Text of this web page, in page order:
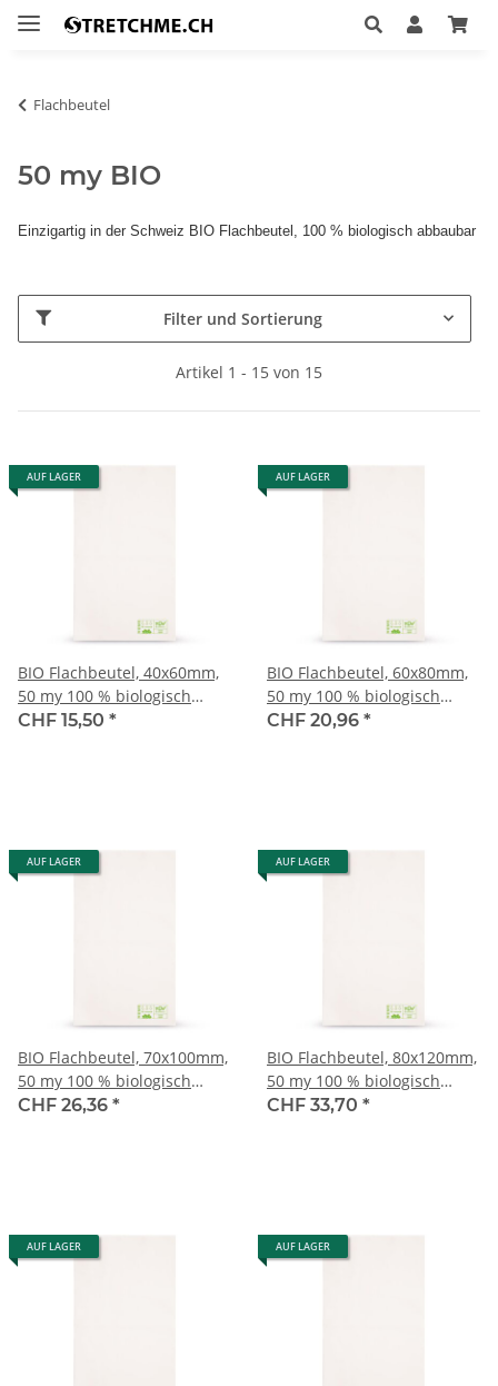
Flachbeutel
50 my BIO
Einzigartig in der Schweiz BIO Flachbeutel, 100 % biologisch abbaubar
Filter und Sortierung
Artikel 1 - 15 von 15
AUF LAGER
BIO Flachbeutel, 40x60mm,
50 my 100 % biologisch
abbaubar
CHF 15,50 *
AUF LAGER
BIO Flachbeutel, 60x80mm,
50 my 100 % biologisch
abbaubar
CHF 20,96 *
AUF LAGER
BIO Flachbeutel, 70x100mm,
50 my 100 % biologisch
abbaubar
CHF 26,36 *
AUF LAGER
BIO Flachbeutel, 80x120mm,
50 my 100 % biologisch
abbaubar
CHF 33,70 *
AUF LAGER AUF LAGER